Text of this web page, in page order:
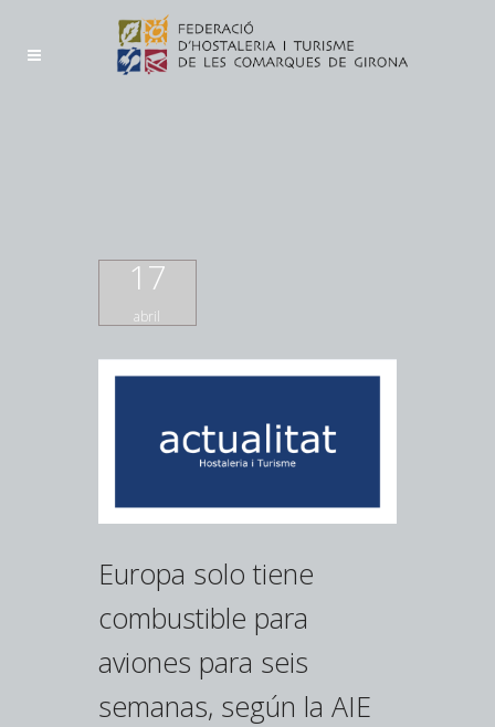
17
abril
Europa solo tiene
combustible para
aviones para seis
semanas, según la AIE